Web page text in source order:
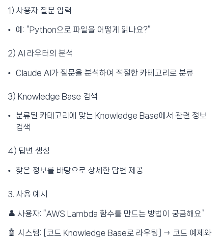
1) 사용자 질문 입력
예: “Python으로 파일을 어떻게 읽나요?”
2) AI 라우터의 분석
Claude AI가 질문을 분석하여 적절한 카테고리로 분류
3) Knowledge Base 검색
분류된 카테고리에 맞는 Knowledge Base에서 관련 정보
검색
4) 답변 생성
찾은 정보를 바탕으로 상세한 답변 제공
3. 사용 예시
👤 사용자: “AWS Lambda 함수를 만드는 방법이 궁금해요”
🤖 시스템: [코드 Knowledge Base로 라우팅] → 코드 예제와